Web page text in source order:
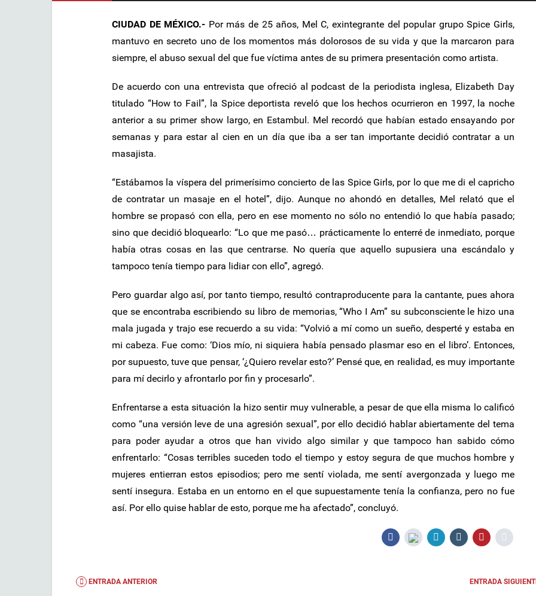
CIUDAD DE MÉXICO.- Por más de 25 años, Mel C, exintegrante del popular grupo Spice Girls,
mantuvo en secreto uno de los momentos más dolorosos de su vida y que la marcaron para
siempre, el abuso sexual del que fue víctima antes de su primera presentación como artista.
De acuerdo con una entrevista que ofreció al podcast de la periodista inglesa, Elizabeth Day
titulado “How to Fail”, la Spice deportista reveló que los hechos ocurrieron en 1997, la noche
anterior a su primer show largo, en Estambul. Mel recordó que habían estado ensayando por
semanas y para estar al cien en un día que iba a ser tan importante decidió contratar a un
masajista.
“Estábamos la víspera del primerísimo concierto de las Spice Girls, por lo que me di el capricho
de contratar un masaje en el hotel”, dijo. Aunque no ahondó en detalles, Mel relató que el
hombre se propasó con ella, pero en ese momento no sólo no entendió lo que había pasado;
sino que decidió bloquearlo: “Lo que me pasó… prácticamente lo enterré de inmediato, porque
había otras cosas en las que centrarse. No quería que aquello supusiera una escándalo y
tampoco tenía tiempo para lidiar con ello”, agregó.
Pero guardar algo así, por tanto tiempo, resultó contraproducente para la cantante, pues ahora
que se encontraba escribiendo su libro de memorias, “Who I Am” su subconsciente le hizo una
mala jugada y trajo ese recuerdo a su vida: “Volvió a mí como un sueño, desperté y estaba en
mi cabeza. Fue como: ‘Dios mío, ni siquiera había pensado plasmar eso en el libro’. Entonces,
por supuesto, tuve que pensar, ‘¿Quiero revelar esto?’ Pensé que, en realidad, es muy importante
para mí decirlo y afrontarlo por fin y procesarlo”.
Enfrentarse a esta situación la hizo sentir muy vulnerable, a pesar de que ella misma lo calificó
como “una versión leve de una agresión sexual”, por ello decidió hablar abiertamente del tema
para poder ayudar a otros que han vivido algo similar y que tampoco han sabido cómo
enfrentarlo: “Cosas terribles suceden todo el tiempo y estoy segura de que muchos hombre y
mujeres entierran estos episodios; pero me sentí violada, me sentí avergonzada y luego me
sentí insegura. Estaba en un entorno en el que supuestamente tenía la confianza, pero no fue
así. Por ello quise hablar de esto, porque me ha afectado”, concluyó.
ENTRADA ANTERIOR ENTRADA